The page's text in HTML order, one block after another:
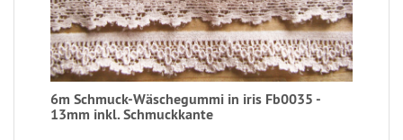
6m Schmuck-Wäschegummi in iris Fb0035 -
13mm inkl. Schmuckkante